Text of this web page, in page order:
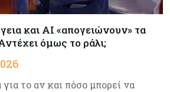
αγορά ποντάρει η Κύπρος για
Στερεύουν τα αποθέματα της
θα γίνει τον χειμώνα
και AI «απογειώνουν» τα
όμως το ράλι;
το αν και πόσο μπορεί να